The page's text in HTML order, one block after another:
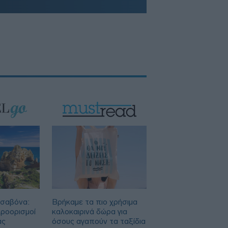
Βρήκαμε τα πιο χρήσιμα
καλοκαιρινά δώρα για
όσους αγαπούν τα ταξίδια